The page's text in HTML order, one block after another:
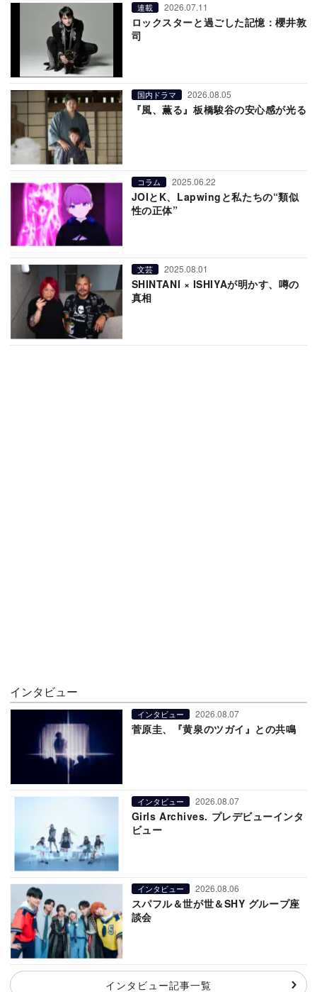
連載 2026.07.11
ロックスターと過ごした記憶：櫻井敦
司
国内ドラマ 2026.08.05
『風、薫る』板橋駿谷の安心感が光る
コラム 2025.06.22
JOIとK、Lapwingと私たちの“類似
性の正体”
文芸 2025.08.01
SHINTANI × ISHIYAが明かす、噂の
真相
インタビュー
インタビュー 2026.08.07
菅原圭、『黄泉のツガイ』との共鳴
インタビュー 2026.08.07
Girls Archives. プレデビューインタ
ビュー
インタビュー 2026.08.06
スパフル＆世が世＆SHY グループ座
談会
インタビュー記事一覧